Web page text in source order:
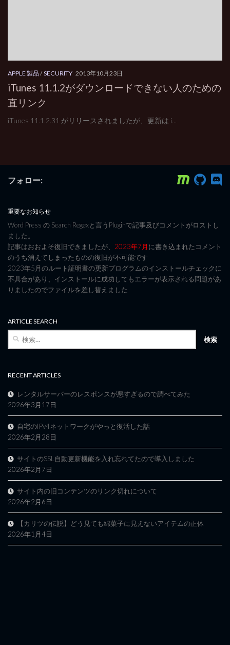
APPLE 製品/SECURITY 2013年10月23日
iTunes 11.1.2がダウンロードできない人のための
直リンク
iTunes 11.1.2.31 がリリースされましたが、更新は i...
フォロー:
重要なお知らせ
Word Press の Search Regexと言うPluginで記事及びコメントがロストし
ました。
記事はおおよそ復旧できましたが、 2023年7月に書き込まれたコメント
のうち消えてしまったものの復旧が不可能です
2023年5月のルート証明書の更新プログラムのインストールチェックに
不具合があり、インストールに成功してもエラーが表示される問題があ
りましたのでファイルを差し替えました
ARTICLE SEARCH
検
RECENT ARTICLES
レンタルサーバーのレスポンスが悪すぎるので調べてみた
2026年3月17日
自宅のIPv4ネットワークがやっと復活した話
2026年2月28日
サイトのSSL自動更新機能を入れ忘れてたので導入しました
2026年2月7日
サイト内の旧コンテンツのリンク切れについて
2026年2月6日
【カリツの伝説】どう見ても綿菓子に見えないアイテムの正体
2026年1月4日